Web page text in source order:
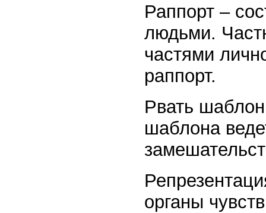
Раппорт –
людьми.
частями
раппорт.
Рвать
шаблона
органы